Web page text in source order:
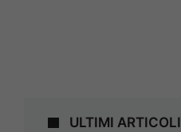
ULTIMI ARTICOLI